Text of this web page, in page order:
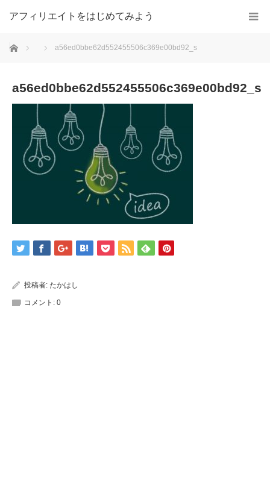
アフィリエイトをはじめてみよう
ホーム a56ed0bbe62d552455506c369e00bd92_s
a56ed0bbe62d552455506c369e00bd92_s
投稿者: たかはし
コメント: 0